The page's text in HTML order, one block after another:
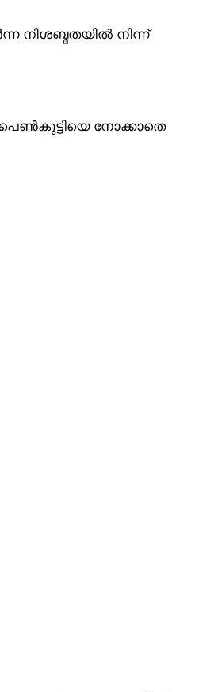
നിശബ്ദതയിൽ നിന്ന്
നോക്കാതെ